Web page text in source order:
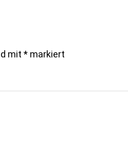
mit * markiert